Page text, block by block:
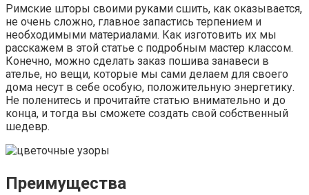
Римские шторы своими руками сшить, как оказывается,
не очень сложно, главное запастись терпением и
необходимыми материалами. Как изготовить их мы
расскажем в этой статье с подробным мастер классом.
Конечно, можно сделать заказ пошива занавеси в
ателье, но вещи, которые мы сами делаем для своего
дома несут в себе особую, положительную энергетику.
Не поленитесь и прочитайте статью внимательно и до
конца, и тогда вы сможете создать свой собственный
шедевр.
Преимущества